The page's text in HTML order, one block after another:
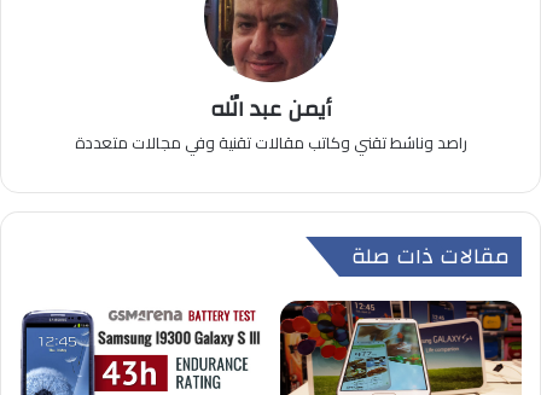
أيمن عبد الله
راصد وناشط تقني وكاتب مقالات تقنية وفي مجالات متعددة
مقالات ذات صلة